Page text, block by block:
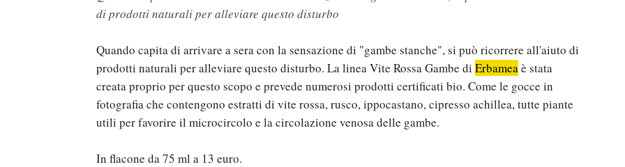
di prodotti naturali per alleviare questo disturbo
Quando capita di arrivare a sera con la sensazione di "gambe stanche", si può ricorrere all'aiuto di
prodotti naturali per alleviare questo disturbo. La linea Vite Rossa Gambe di Erbameaè stata
creata proprio per questo scopo e prevede numerosi prodotti certificati bio. Come le gocce in
fotografia che contengono estratti di vite rossa, rusco, ippocastano, cipresso achillea, tutte piante
utili per favorire il microcircolo e la circolazione venosa delle gambe.
In flacone da 75 ml a 13 euro.